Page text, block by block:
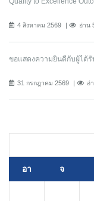
4 สิงหาคม 2569 อ่าน
ขอแสดงความยินดีกับผู้ได้รั
31 กรกฎาคม 2569 อ่
อา จ